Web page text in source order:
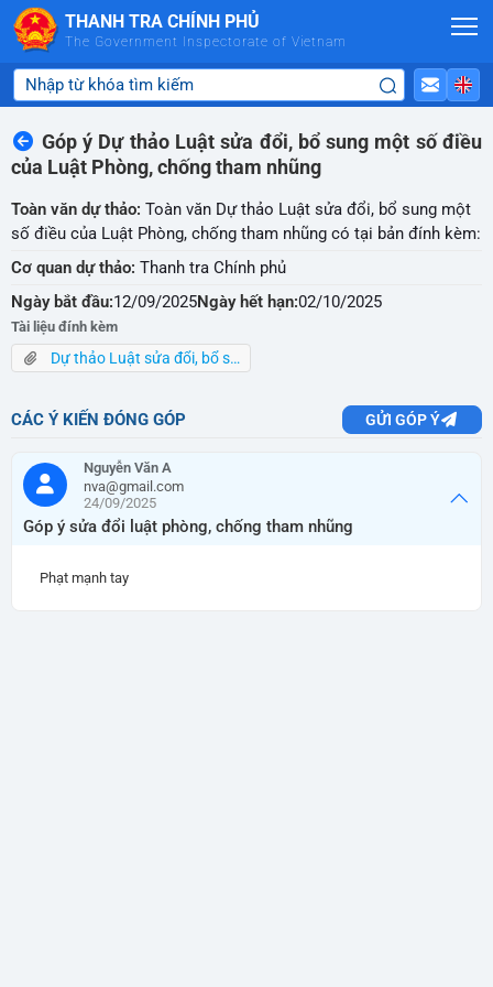
Skip to Main Content
THANH TRA CHÍNH PHỦ
The Government Inspectorate of Vietnam
Góp ý Dự thảo Luật sửa đổi, bổ sung một số điều
của Luật Phòng, chống tham nhũng
Toàn văn dự thảo: Toàn văn Dự thảo Luật sửa đổi, bổ sung một
số điều của Luật Phòng, chống tham nhũng có tại bản đính kèm:
Cơ quan dự thảo: Thanh tra Chính phủ
Ngày bắt đầu:12/09/2025Ngày hết hạn:02/10/2025
Tài liệu đính kèm
Dự thảo Luật sửa đổi, bổ sung một số điều của Luật PCTN.pdf
CÁC Ý KIẾN ĐÓNG GÓP GỬI GÓP Ý
Nguyễn Văn A
nva@gmail.com
24/09/2025
Góp ý sửa đổi luật phòng, chống tham nhũng
Phạt mạnh tay